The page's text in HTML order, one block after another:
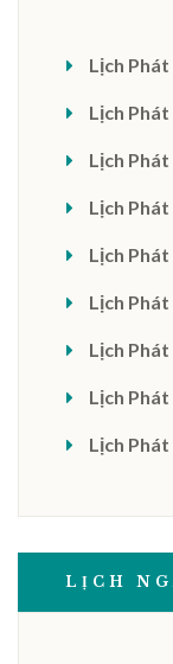
Lịch
Lịch
Lịch
Lịch
Lịch
Lịch
Lịch
Lịch
Lịch
LỊCH